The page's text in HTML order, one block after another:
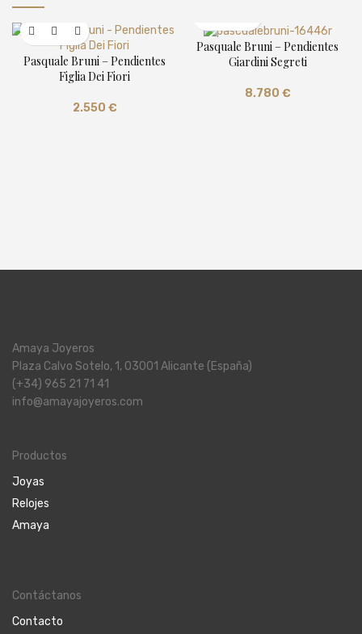
Pasquale Bruni – Pendientes
Figlia Dei Fiori
2.550 €
Pasquale Bruni – Pendientes
Giardini Segreti
8.780 €
Amaya Joyeros
Plaza Calvo Sotelo, 1, 03001 Alicante (España)
(+34) 965 21 71 41
info@amayajoyeros.com
Productos
Joyas
Relojes
Amaya
Contáctanos
Contacto